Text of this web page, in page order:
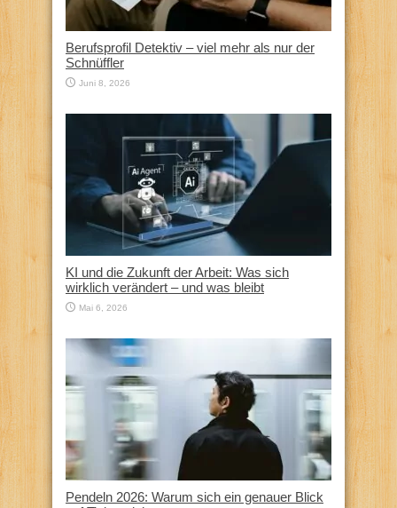
Berufsprofil Detektiv – viel mehr als nur der
Schnüffler
Juni 8, 2026
KI und die Zukunft der Arbeit: Was sich
wirklich verändert – und was bleibt
Mai 6, 2026
Pendeln 2026: Warum sich ein genauer Blick